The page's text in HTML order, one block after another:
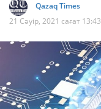
Qazaq Times
21 Сәуір, 2021 сағат 13:43